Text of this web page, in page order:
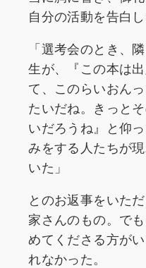
自分の活動を告白し
「選考会のとき、
生が、『この本は
て、このらいおん
たいだね。きっと
いだろうね』と仰
みをする人たちが
いた」
とのお返事をいた
家さんのもの。で
めてくださる方が
れなかった。